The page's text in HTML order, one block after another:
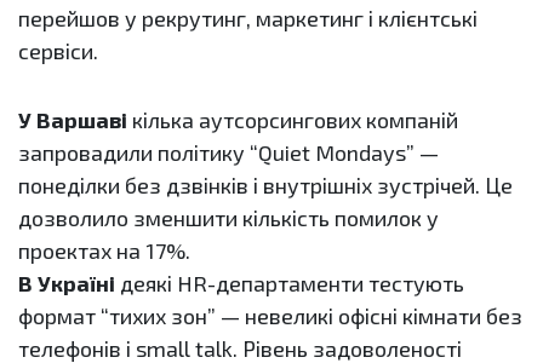
перейшов у рекрутинг, маркетинг і клієнтські
сервіси.
У Варшаві кілька аутсорсингових компаній
запровадили політику “Quiet Mondays” —
понеділки без дзвінків і внутрішніх зустрічей. Це
дозволило зменшити кількість помилок у
проектах на 17%.
В Україні деякі HR-департаменти тестують
формат “тихих зон” — невеликі офісні кімнати без
телефонів і small talk. Рівень задоволеності